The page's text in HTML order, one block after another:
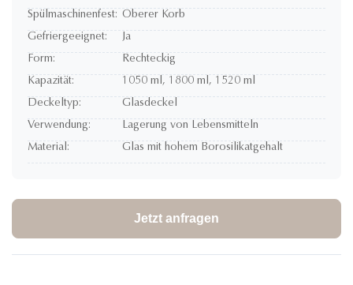
Spülmaschinenfest: Oberer Korb
Gefriergeeignet:
Ja
Form:
Rechteckig
Kapazität:
1050 ml, 1800 ml, 1520 ml
Deckeltyp:
Glasdeckel
Verwendung:
Lagerung von Lebensmitteln
Material:
Glas mit hohem Borosilikatgehalt
Jetzt anfragen